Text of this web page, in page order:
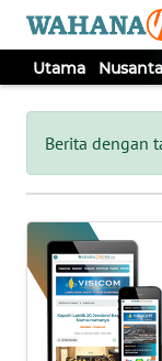
Utama
Berita dengan
Tutup
UTAMA
NUSANTARA
KHAS